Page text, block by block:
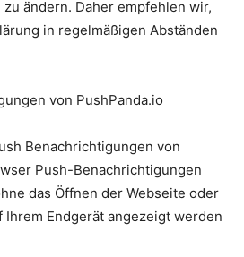
ändern. Daher empfehlen wir,
in regelmäßigen Abständen
von PushPanda.io
Benachrichtigungen von
Push-Benachrichtigungen
das Öffnen der Webseite oder
Endgerät angezeigt werden